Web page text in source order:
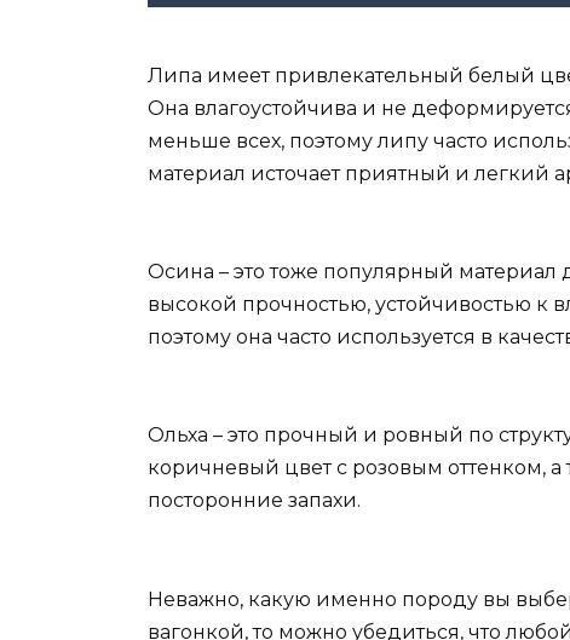
Липа имеет привлекательный белый
Она влагоустойчива и не
меньше всех, поэтому липу часто
материал источает приятный и легкий
Осина – это тоже популярный материал
высокой прочностью, устойчивостью к
поэтому она часто используется в
Ольха – это прочный и ровный по
коричневый цвет с розовым оттенком,
посторонние запахи.
Неважно, какую именно породу вы
вагонкой, то можно убедиться, что